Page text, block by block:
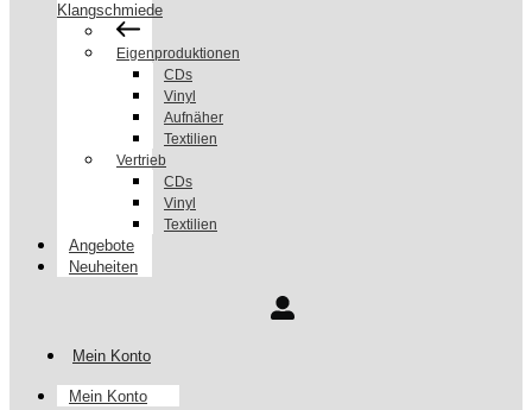
Klangschmiede
Eigenproduktionen
CDs
Vinyl
Aufnäher
Textilien
Vertrieb
CDs
Vinyl
Textilien
Angebote
Neuheiten
Mein Konto
Mein Konto